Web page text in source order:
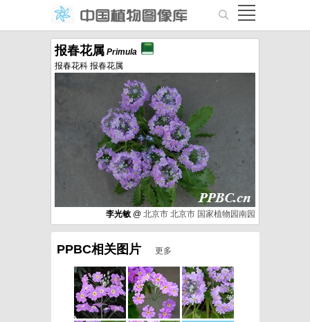
报春花属 Primula
报春花科 报春花属
李光敏 @ 北京市 北京市 国家植物园南园
PPBC相关图片 更多